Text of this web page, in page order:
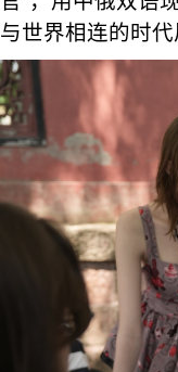
与世界相连的时代